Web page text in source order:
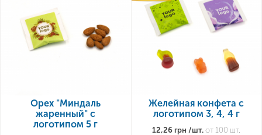
Орех "Миндаль
жаренный" с
логотипом 5 г
Желейная конфета с
логотипом 3, 4, 4 г
12,26 грн /шт. от 100 шт.